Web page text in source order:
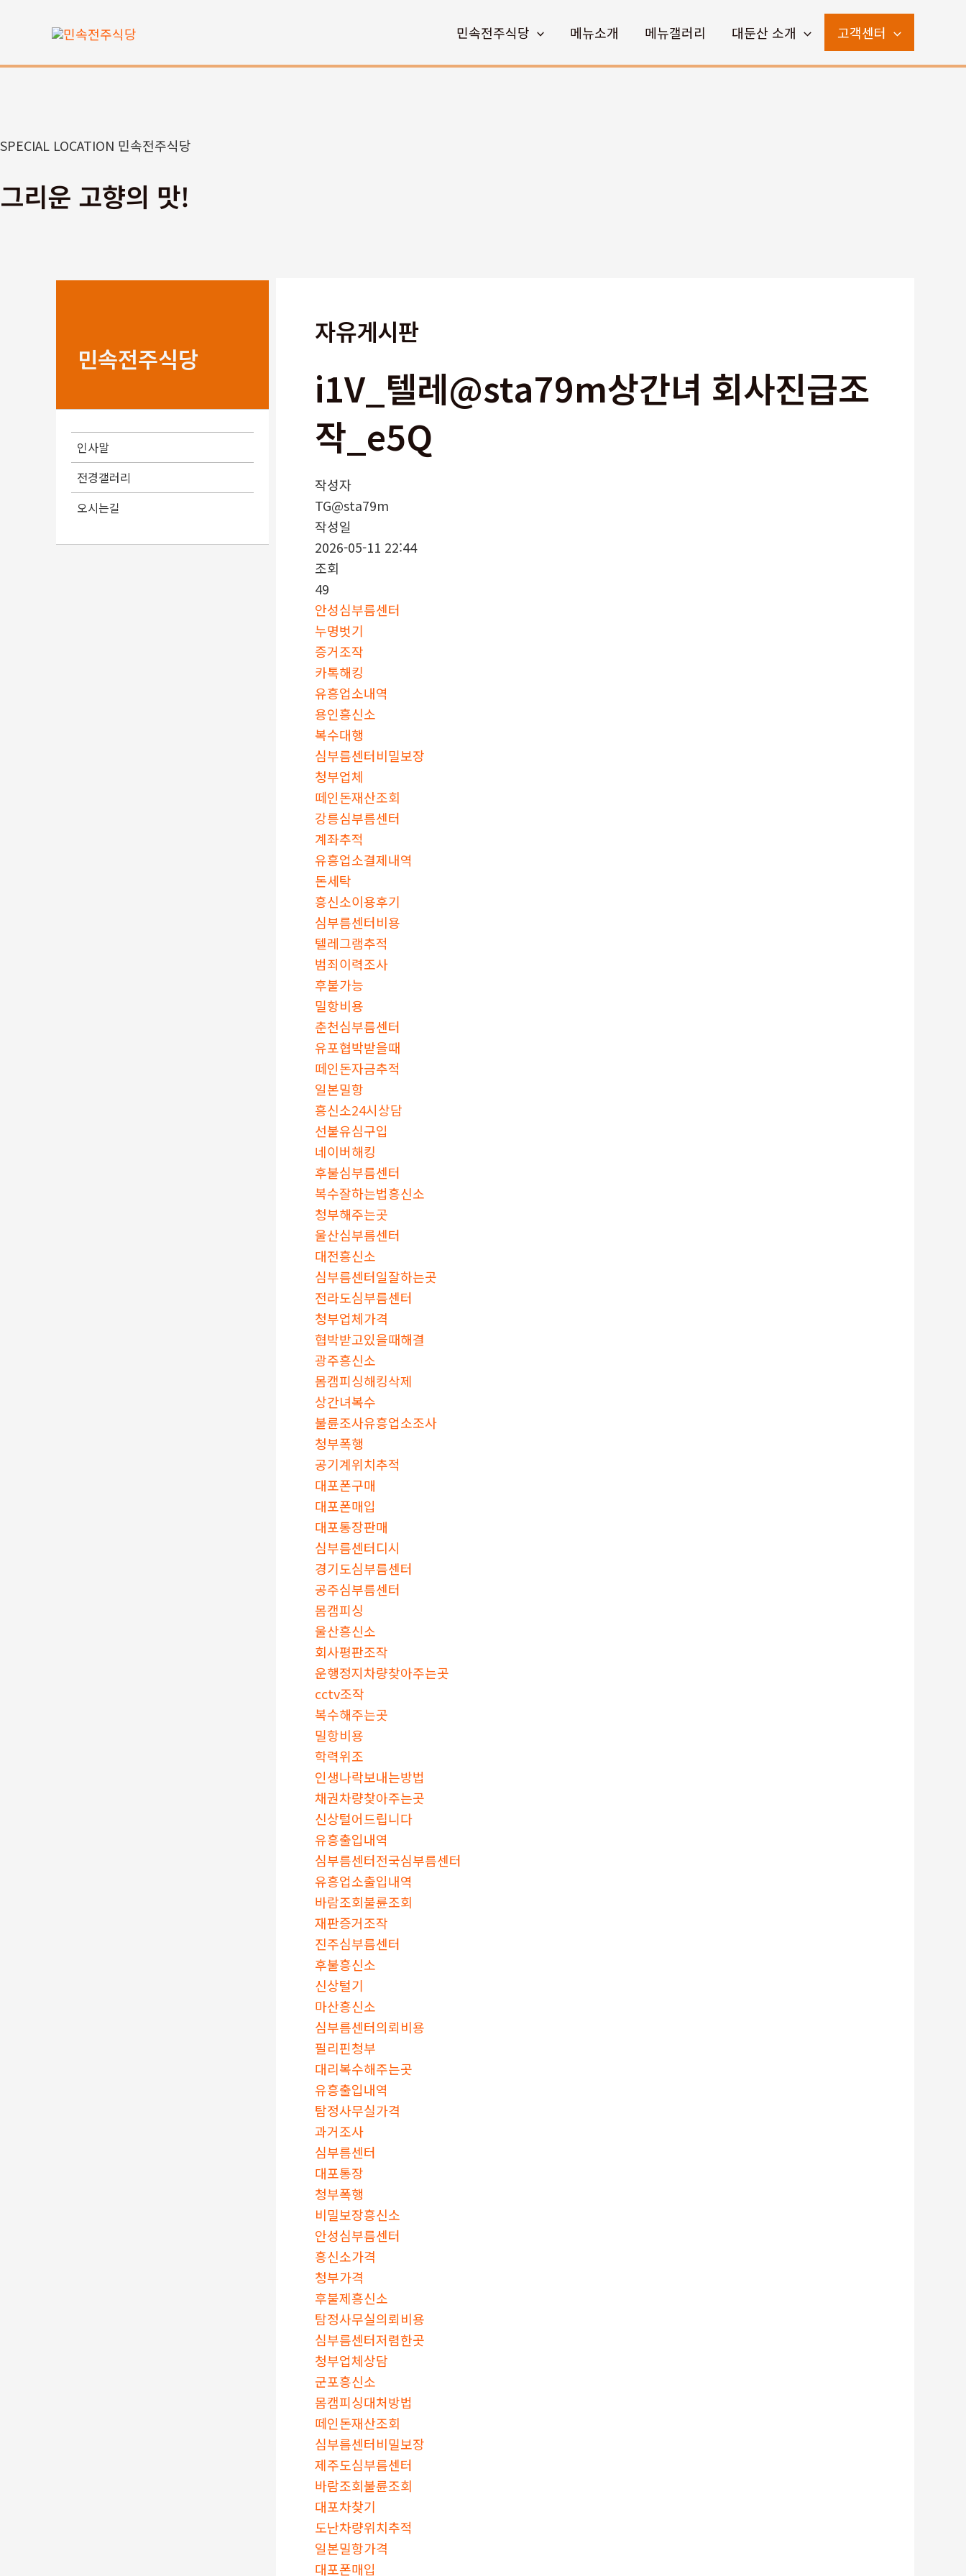
로
기
민속전주식당 메뉴소개 메뉴갤러리 대둔산 소개 고객센터
SPECIAL LOCATION 민속전주식당
그리운 고향의 맛!
민속전주식당
인사말
전경갤러리
오시는길
자유게시판
i1V_텔레@sta79m상간녀 회사진급조
작_e5Q
작성자
TG@sta79m
작성일
2026-05-11 22:44
조회
49
안성심부름센터
누명벗기
증거조작
카톡해킹
유흥업소내역
용인흥신소
복수대행
심부름센터비밀보장
청부업체
떼인돈재산조회
강릉심부름센터
계좌추적
유흥업소결제내역
돈세탁
흥신소이용후기
심부름센터비용
텔레그램추적
범죄이력조사
후불가능
밀항비용
춘천심부름센터
유포협박받을때
떼인돈자금추적
일본밀항
흥신소24시상담
선불유심구입
네이버해킹
후불심부름센터
복수잘하는법흥신소
청부해주는곳
울산심부름센터
대전흥신소
심부름센터일잘하는곳
전라도심부름센터
청부업체가격
협박받고있을때해결
광주흥신소
몸캠피싱해킹삭제
상간녀복수
불륜조사유흥업소조사
청부폭행
공기계위치추적
대포폰구매
대포폰매입
대포통장판매
심부름센터디시
경기도심부름센터
공주심부름센터
몸캠피싱
울산흥신소
회사평판조작
운행정지차량찾아주는곳
cctv조작
복수해주는곳
밀항비용
학력위조
인생나락보내는방법
채권차량찾아주는곳
신상털어드립니다
유흥출입내역
심부름센터전국심부름센터
유흥업소출입내역
바람조회불륜조회
재판증거조작
진주심부름센터
후불흥신소
신상털기
마산흥신소
심부름센터의뢰비용
필리핀청부
대리복수해주는곳
유흥출입내역
탐정사무실가격
과거조사
심부름센터
대포통장
청부폭행
비밀보장흥신소
안성심부름센터
흥신소가격
청부가격
후불제흥신소
탐정사무실의뢰비용
심부름센터저렴한곳
청부업체상담
군포흥신소
몸캠피싱대처방법
떼인돈재산조회
심부름센터비밀보장
제주도심부름센터
바람조회불륜조회
대포차찾기
도난차량위치추적
일본밀항가격
대포폰매입